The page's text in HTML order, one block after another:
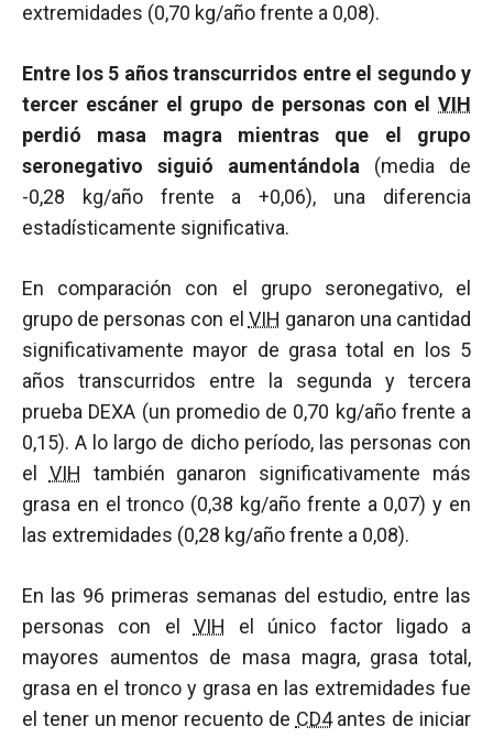
extremidades (0,70 kg/año frente a 0,08).
Entre los 5 años transcurridos entre el segundo y
tercer escáner el grupo de personas con el VIH
perdió masa magra mientras que el grupo
seronegativo siguió aumentándola (media de
-0,28 kg/año frente a +0,06), una diferencia
estadísticamente significativa.
En comparación con el grupo seronegativo, el
grupo de personas con el VIH ganaron una cantidad
significativamente mayor de grasa total en los 5
años transcurridos entre la segunda y tercera
prueba DEXA (un promedio de 0,70 kg/año frente a
0,15). A lo largo de dicho período, las personas con
el VIH también ganaron significativamente más
grasa en el tronco (0,38 kg/año frente a 0,07) y en
las extremidades (0,28 kg/año frente a 0,08).
En las 96 primeras semanas del estudio, entre las
personas con el VIH el único factor ligado a
mayores aumentos de masa magra, grasa total,
grasa en el tronco y grasa en las extremidades fue
el tener un menor recuento de CD4antes de iniciar